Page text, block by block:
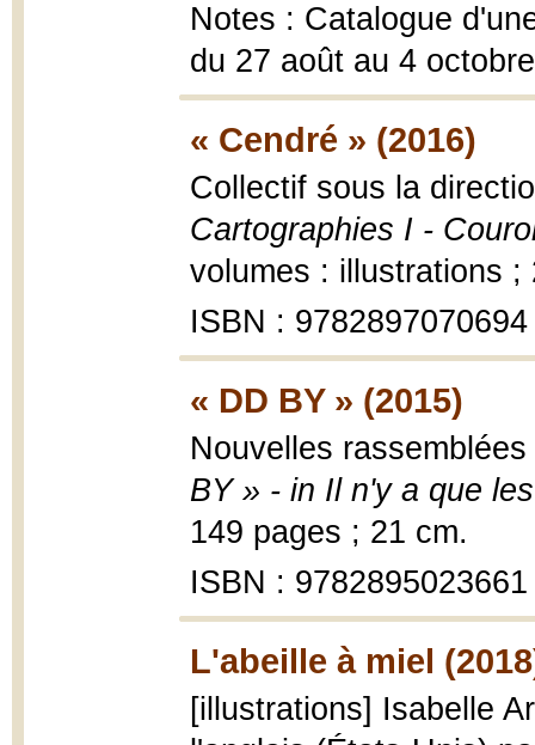
Notes : Catalogue
du 27 août au 4
« Cendré » (2016)
Collectif sous la
Cartographies I -
volumes : illustrations ;
ISBN : 9782897070694
« DD BY » (2015)
Nouvelles
BY » - in Il n'y a que
149 pages ; 21 cm.
ISBN : 9782895023661
L'abeille à miel
[illustrations] Isabelle